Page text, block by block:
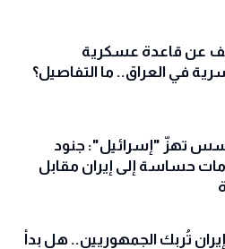
عن قاعدة عسكرية
في العراق.. ما التفاصيل؟
تهزّ "إسرائيل": جنود
حساسة إلى إيران مقابل
تُربك الجمهوريين.. هل بدأ